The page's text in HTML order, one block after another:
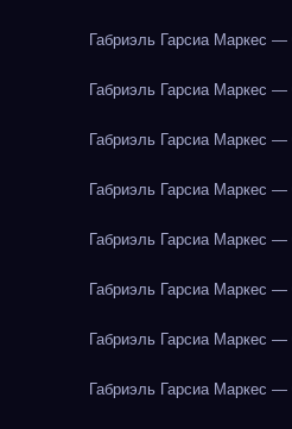
Габриэль Гарсиа Маркес —
Габриэль Гарсиа Маркес —
Габриэль Гарсиа Маркес —
Габриэль Гарсиа Маркес —
Габриэль Гарсиа Маркес —
Габриэль Гарсиа Маркес —
Габриэль Гарсиа Маркес —
Габриэль Гарсиа Маркес —